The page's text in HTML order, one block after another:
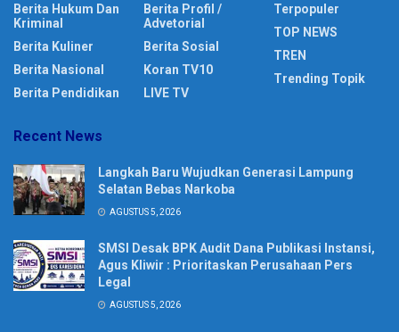
Berita Hukum Dan
Kriminal
Berita Kuliner
Berita Nasional
Berita Pendidikan
Berita Profil /
Advetorial
Berita Sosial
Koran TV10
LIVE TV
Terpopuler
TOP NEWS
TREN
Trending Topik
Recent News
Langkah Baru Wujudkan Generasi Lampung
Selatan Bebas Narkoba
AGUSTUS 5, 2026
SMSI Desak BPK Audit Dana Publikasi Instansi,
Agus Kliwir : Prioritaskan Perusahaan Pers
Legal
AGUSTUS 5, 2026